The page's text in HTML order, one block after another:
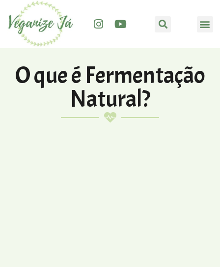
O que é Fermentação
Natural?